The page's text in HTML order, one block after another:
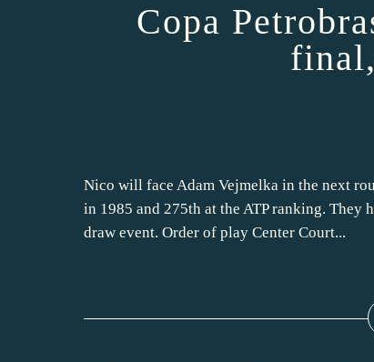
Copa
Nico will face Adam Vejmelka in the next
in 1985 and 275th at the ATP ranking. They
draw event. Order of play Center Court...